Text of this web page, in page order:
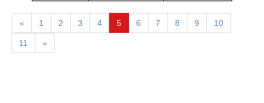
« 1 2 3 4 5 6 7 8 9 10
11 »